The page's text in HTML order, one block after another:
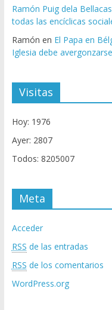
Ramón Puig dela
todas las encíclicas
Ramón en El Papa en
Iglesia debe
Visitas
Hoy: 1976
Ayer: 2807
Todos: 8205007
Meta
Acceder
RSS de las entradas
RSS de los comentarios
WordPress.org